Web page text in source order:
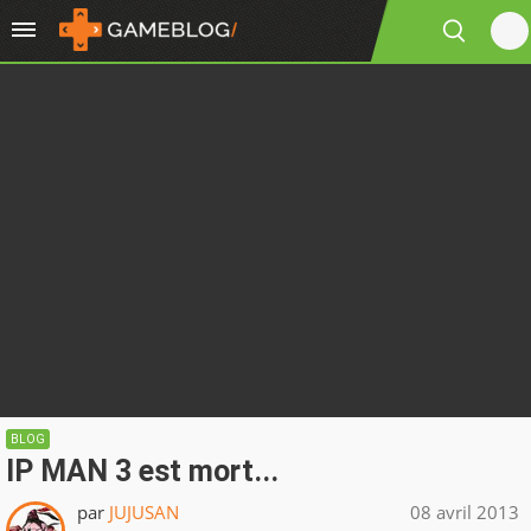
BLOG
IP MAN 3 est mort...
par JUJUSAN 08 avril 2013